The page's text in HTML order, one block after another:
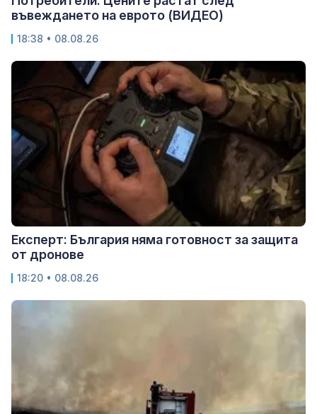
въвеждането на еврото (ВИДЕО)
18:38 • 08.08.26
Експерт: България няма готовност за защита
от дронове
18:20 • 08.08.26